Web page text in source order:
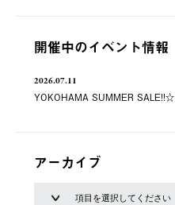
開催中のイベント情報
2026.07.11
YOKOHAMA SUMMER SALE!!☆
アーカイブ